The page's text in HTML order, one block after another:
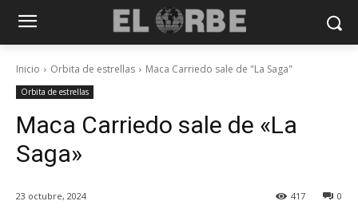
Inicio Orbita de estrellas Maca Carriedo sale de "La Saga"
Orbita de estrellas
Maca Carriedo sale de «La
Saga»
23 octubre, 2024 0
417